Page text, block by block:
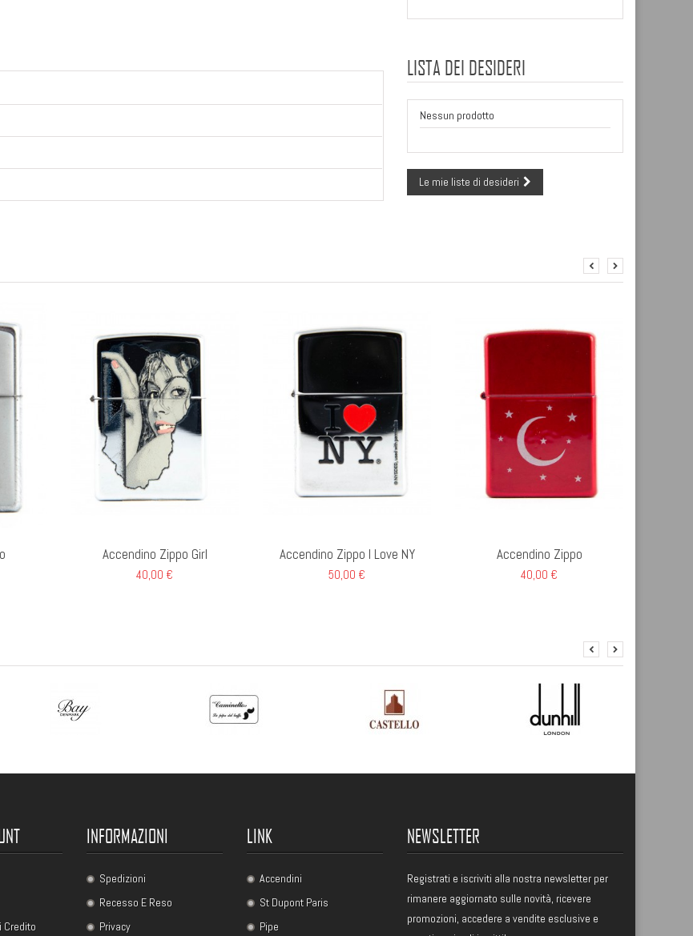
LISTA DEI DESIDERI
Nessun prodotto
Le mie liste di desideri
Accendino Zippo Girl
40,00 €
Accendino Zippo I Love NY
50,00 €
Accendino Zippo
40,00 €
Credito
INFORMAZIONI
Spedizioni
Recesso E Reso
Privacy
LINK
Accendini
St Dupont Paris
Pipe
NEWSLETTER
Registrati e iscriviti alla nostra newsletter per
rimanere aggiornato sulle novità, ricevere
promozioni, accedere a vendite esclusive e